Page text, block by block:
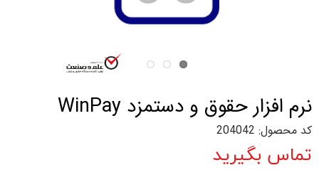
نرم افزار حقوق و دستمزد WinPay
کد محصول: 204042
تماس بگیرید